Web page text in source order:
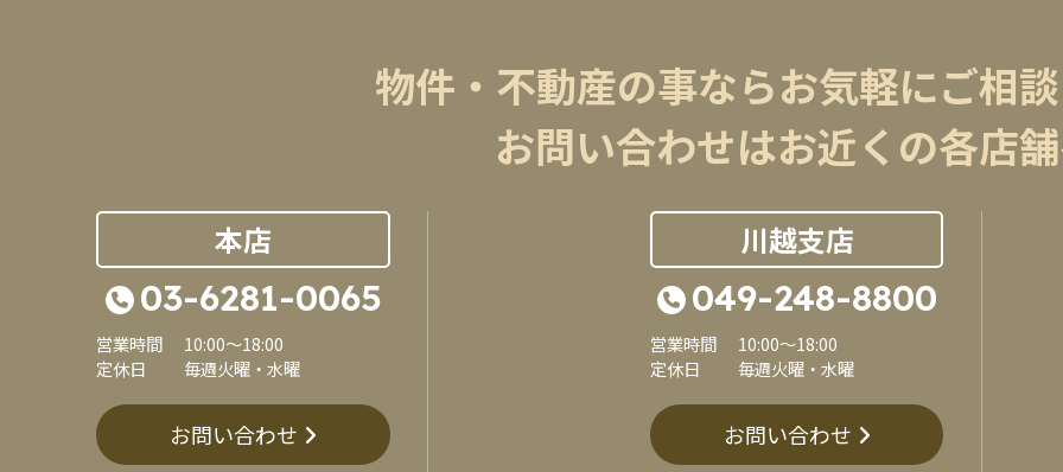
物件・不動産の事ならお気軽にご相
お問い合わせはお近くの各店
本店
03-6281-0065
営業時間
10:00～18:00
定休日
毎週火曜・水曜
お問い合わせ
川越支店
049-248-8800
営業時間
10:00～18:00
定休日
毎週火曜・水曜
お問い合わせ